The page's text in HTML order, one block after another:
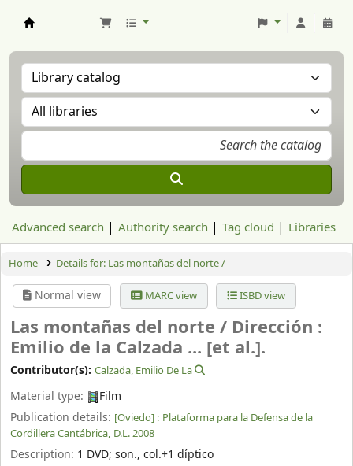
Advanced search Authority search Tag cloud Libraries
Home Details for: Las montañas del norte /
Normal view MARC view ISBD view
Las montañas del norte / Dirección :
Emilio de la Calzada ... [et al.].
Contributor(s): Calzada, Emilio De La
Material type:
Film
Publication details: [Oviedo] : Plataforma para la Defensa de la
Cordillera Cantábrica, D.L. 2008
Description: 1 DVD; son., col.+1 díptico